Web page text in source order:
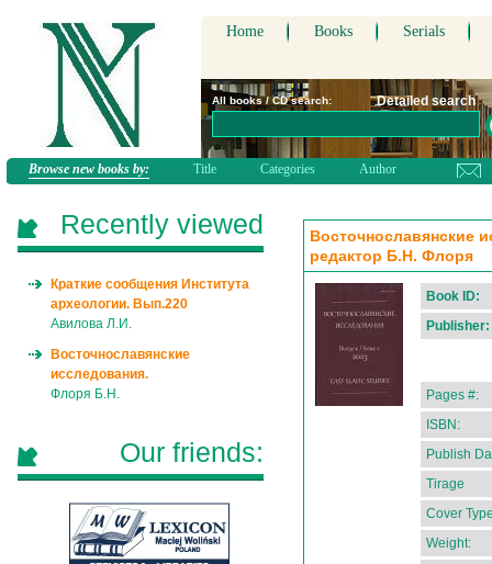
Home Books Serials
All books / CD search: Detailed search
Browse new books by: Title Categories Author
Восточнославянские
редактор Б.Н. Флоря
Book ID:
Publisher:
Pages #:
ISBN:
Publish
Tirage
Cover
Weight:
Recently viewed
Краткие сообщения Института
археологии. Вып.220
Авилова Л.И.
Восточнославянские
исследования.
Флоря Б.Н.
Our friends: